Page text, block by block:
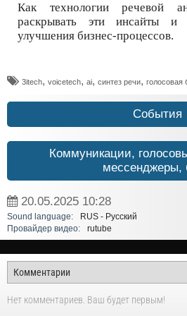
Как технологии речевой
раскрывать эти инсайты
улучшения бизнес-процессов.
3itech, voicetech, ai, синтез речи, голосовая
События
Коммуникации,
мессенджеры,
20.05.2025 10:28
Sound language:
RUS - Русский
Провайдер видео:
rutube
Нет комментариев. Ваш будет первым!